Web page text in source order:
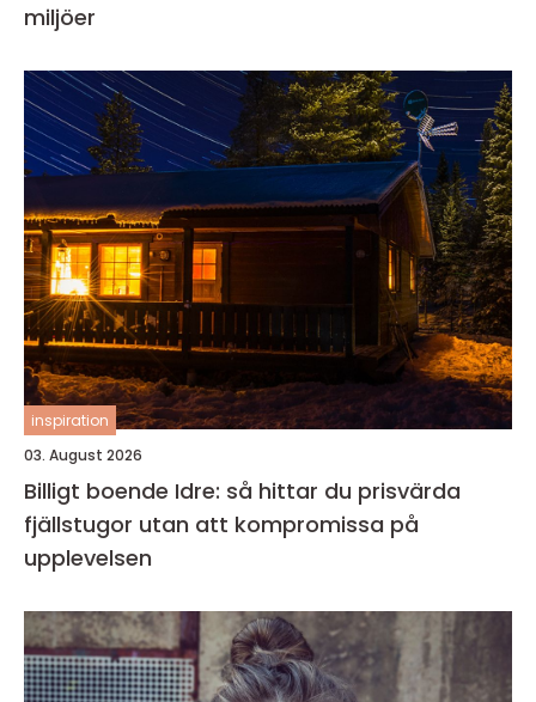
miljöer
inspiration
03. August 2026
Billigt boende Idre: så hittar du prisvärda
fjällstugor utan att kompromissa på
upplevelsen